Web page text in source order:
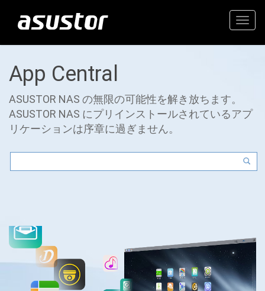
App Central
ASUSTOR NAS の無限の可能性を解き放ちます。
ASUSTOR NAS にプリインストールされているアプ
リケーションは序章に過ぎません。